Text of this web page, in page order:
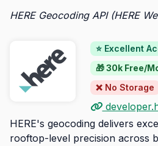
HERE Geocoding API (HERE
⭐ Excellent
🎁 30k Free/
❌ No Storage
HERE's geocoding delivers
rooftop-level precision across